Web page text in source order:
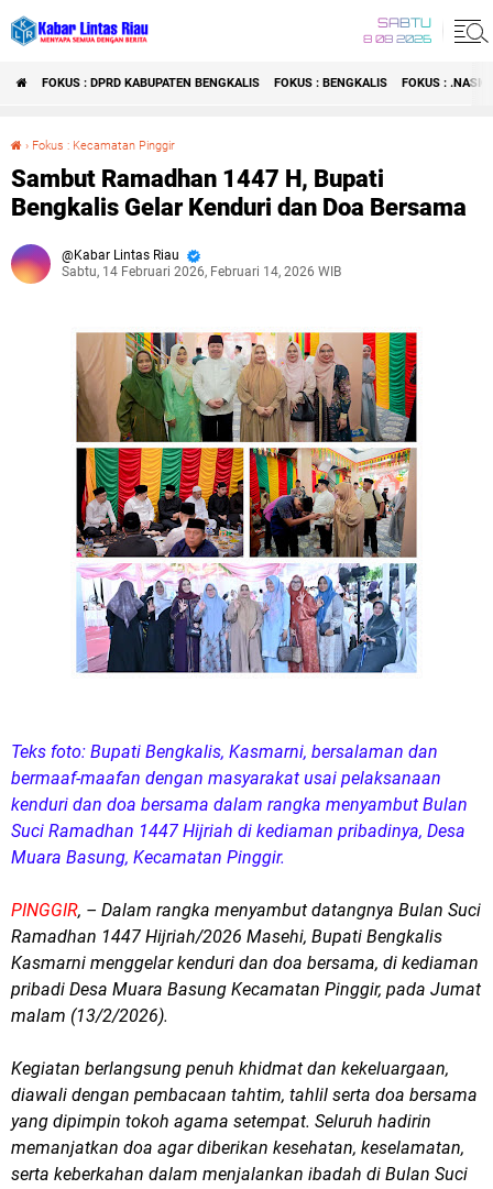
SABTU
8 08 2026
FOKUS : DPRD KABUPATEN BENGKALIS FOKUS : BENGKALIS FOKUS :
› Fokus : Kecamatan Pinggir
Sambut Ramadhan 1447 H, Bupati
Bengkalis Gelar Kenduri dan Doa Bersama
Kabar Lintas Riau
Sabtu, 14 Februari 2026, Februari 14, 2026 WIB
Teks foto: Bupati Bengkalis, Kasmarni, bersalaman dan
bermaaf-maafan dengan masyarakat usai pelaksanaan
kenduri dan doa bersama dalam rangka menyambut Bulan
Suci Ramadhan 1447 Hijriah di kediaman pribadinya, Desa
Muara Basung, Kecamatan Pinggir.
PINGGIR, – Dalam rangka menyambut datangnya Bulan Suci
Ramadhan 1447 Hijriah/2026 Masehi, Bupati Bengkalis
Kasmarni menggelar kenduri dan doa bersama, di kediaman
pribadi Desa Muara Basung Kecamatan Pinggir, pada Jumat
malam (13/2/2026).
Kegiatan berlangsung penuh khidmat dan kekeluargaan,
diawali dengan pembacaan tahtim, tahlil serta doa bersama
yang dipimpin tokoh agama setempat. Seluruh hadirin
memanjatkan doa agar diberikan kesehatan, keselamatan,
serta keberkahan dalam menjalankan ibadah di Bulan Suci